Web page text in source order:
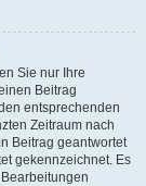
Sie nur Ihre
Beitrag
entsprechenden
Zeitraum nach
Beitrag geantwortet
gekennzeichnet. Es